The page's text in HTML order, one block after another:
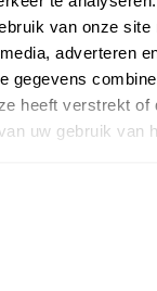
van onze site
adverteren
gegevens
heeft verstrekt of
uw gebruik van
daags 1 à 2
op de
Laten inwerken
worden